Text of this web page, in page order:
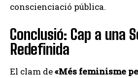
conscienciació pública.
Conclusió: Cap a una
Redefinida
El clam de«Més feminisme